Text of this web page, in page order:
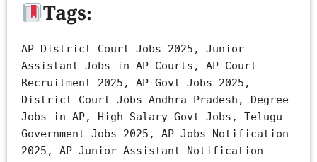
Tags:
AP District Court Jobs 2025, Junior
Assistant Jobs in AP Courts, AP Court
Recruitment 2025, AP Govt Jobs 2025,
District Court Jobs Andhra Pradesh, Degree
Jobs in AP, High Salary Govt Jobs, Telugu
Government Jobs 2025, AP Jobs Notification
2025, AP Junior Assistant Notification